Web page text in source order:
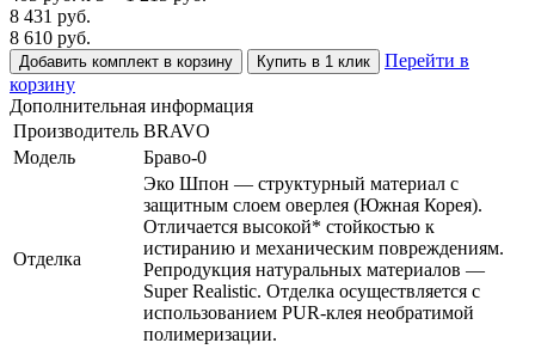
8 431 руб.
8 610 руб.
Добавить комплект в корзину Купить в 1 клик
Перейти в
корзину
Дополнительная информация
Производитель BRAVO
Модель
Браво-0
Отделка
Эко Шпон — структурный материал с
защитным слоем оверлея (Южная Корея).
Отличается высокой* стойкостью к
истиранию и механическим повреждениям.
Репродукция натуральных материалов —
Super Realistic. Отделка осуществляется с
использованием PUR-клея необратимой
полимеризации.